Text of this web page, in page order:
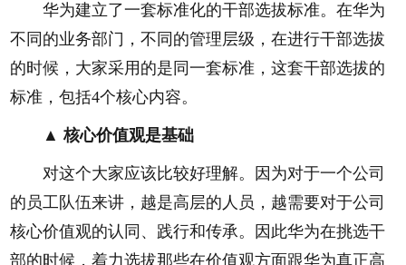
华为建立了一套标准化的干部选拔标准。在华为
不同的业务部门，不同的管理层级，在进行干部选拔
的时候，大家采用的是同一套标准，这套干部选拔的
标准，包括4个核心内容。
▲ 核心价值观是基础
对这个大家应该比较好理解。因为对于一个公司
的员工队伍来讲，越是高层的人员，越需要对于公司
核心价值观的认同、践行和传承。因此华为在挑选干
部的时候，着力选拔那些在价值观方面跟华为真正高